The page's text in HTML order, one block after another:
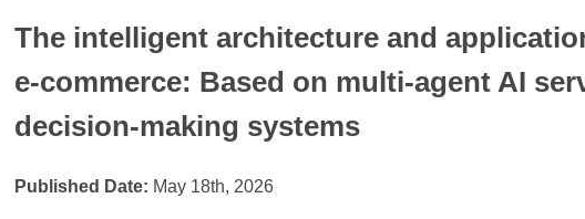
The intelligent architecture and
e-commerce: Based on multi-agent AI
decision-making systems
Published Date: May 18th, 2026